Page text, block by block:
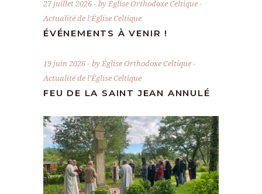
27 juillet 2026 byÉglise Orthodoxe Celtique
Actualité de l'Église Celtique
ÉVÉNEMENTS À VENIR !
19 juin 2026 byÉglise Orthodoxe Celtique
Actualité de l'Église Celtique
FEU DE LA SAINT JEAN ANNULÉ